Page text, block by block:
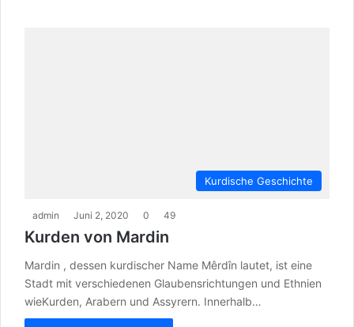
Kurdische Geschichte
admin Juni 2, 2020 0 49
Kurden von Mardin
Mardin , dessen kurdischer Name Mêrdîn lautet, ist eine
Stadt mit verschiedenen Glaubensrichtungen und Ethnien
wieKurden, Arabern und Assyrern. Innerhalb…